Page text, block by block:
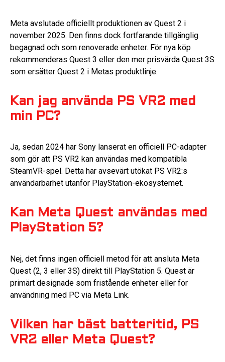
Meta avslutade officiellt produktionen av Quest 2 i
november 2025. Den finns dock fortfarande tillgänglig
begagnad och som renoverade enheter. För nya köp
rekommenderas Quest 3 eller den mer prisvärda Quest 3S
som ersätter Quest 2 i Metas produktlinje.
Kan jag använda PS VR2 med
min PC?
Ja, sedan 2024 har Sony lanserat en officiell PC-adapter
som gör att PS VR2 kan användas med kompatibla
SteamVR-spel. Detta har avsevärt utökat PS VR2:s
användarbarhet utanför PlayStation-ekosystemet.
Kan Meta Quest användas med
PlayStation 5?
Nej, det finns ingen officiell metod för att ansluta Meta
Quest (2, 3 eller 3S) direkt till PlayStation 5. Quest är
primärt designade som fristående enheter eller för
användning med PC via Meta Link.
Vilken har bäst batteritid, PS
VR2 eller Meta Quest?